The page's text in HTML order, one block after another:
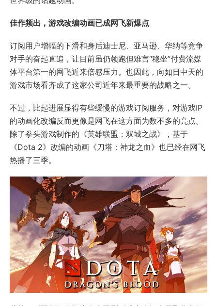
佳作频出，游戏改编动画已成网飞新爆点
订阅用户增幅的下滑和身后迪士尼、亚马逊、华纳等竞争
对手的奋起直追，让目前虽仍领跑但难言“稳坐”付费流媒
体平台第一的网飞近来倍感压力。也因此，向如日中天的
游戏市场看齐成了这家公司近年来最重要的战略之一。
不过，比起进展显得有些缓慢的游戏订阅服务，对游戏IP
的动画化改编反而更像是网飞在这方面为数不多的亮点。
除了拳头游戏制作的《英雄联盟：双城之战》，基于
《Dota 2》改编的动画《刀塔：神龙之血》也已经在网飞
热播了三季。